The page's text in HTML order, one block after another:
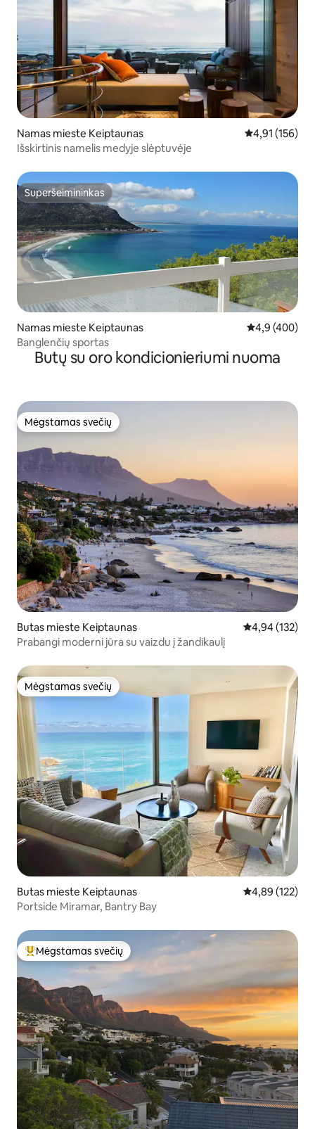
Namas mieste Keiptaunas Vidutinis
4,91 (156)
Išskirtinis namelis medyje slėptuvėje
Superšeimininkas
Superšeimininkas
Namas mieste Keiptaunas Vidutinis
4,9 (400)
Banglenčių sportas
Butų su oro kondicionieriumi nuoma
Mėgstamas svečių
Mėgstamas svečių
Butas mieste Keiptaunas Vidutinis
4,94 (132)
Prabangi moderni jūra su vaizdu į žandikaulį
Mėgstamas svečių
Mėgstamas svečių
Butas mieste Keiptaunas Vidutinis
4,89 (122)
Portside Miramar, Bantry Bay
Svečių mėgstamiausias
Mėgstamas svečių